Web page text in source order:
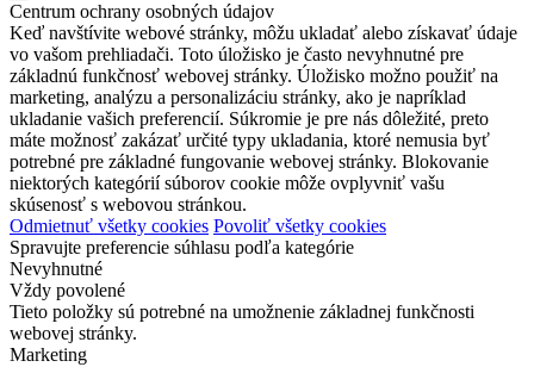
Centrum ochrany osobných údajov
Keď navštívite webové stránky, môžu ukladať alebo získavať údaje
vo vašom prehliadači. Toto úložisko je často nevyhnutné pre
základnú funkčnosť webovej stránky. Úložisko možno použiť na
marketing, analýzu a personalizáciu stránky, ako je napríklad
ukladanie vašich preferencií. Súkromie je pre nás dôležité, preto
máte možnosť zakázať určité typy ukladania, ktoré nemusia byť
potrebné pre základné fungovanie webovej stránky. Blokovanie
niektorých kategórií súborov cookie môže ovplyvniť vašu
skúsenosť s webovou stránkou.
Odmietnuť všetky cookies Povoliť všetky cookies
Spravujte preferencie súhlasu podľa kategórie
Nevyhnutné
Vždy povolené
Tieto položky sú potrebné na umožnenie základnej funkčnosti
webovej stránky.
Marketing